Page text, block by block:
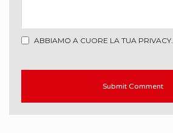
ABBIAMO A CUORE LA TUA PRIVACY.